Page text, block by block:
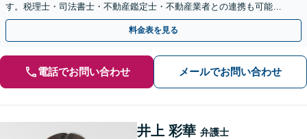
す。税理士・司法書士・不動産鑑定士・不動産業者との連携も可能。
生前対策をお考えの方はお早めにご相談ください
料金表を見る
電話でお問い合わせ メールでお問い合わせ
井上 彩華 弁護士